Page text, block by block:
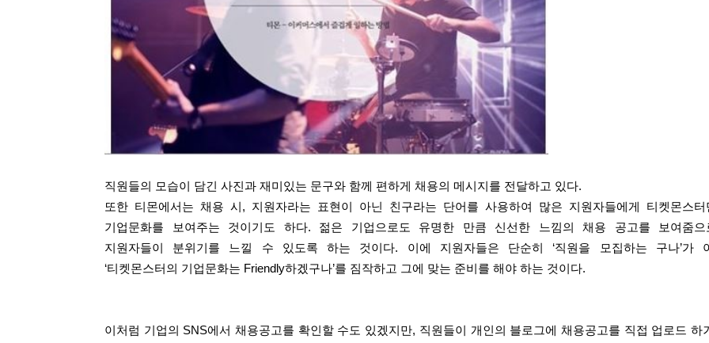
직원들의 모습이 담긴 사진과 재미있는 문구와 함께 편하게 채용의 메시지를 전달하고 있다.
또한 티몬에서는 채용 시, 지원자라는 표현이 아닌 친구라는 단어를 사용하여 많은 지원자들에게 티켓몬스터
기업문화를 보여주는 것이기도 하다. 젊은 기업으로도 유명한 만큼 신선한 느낌의 채용 공고를 보여줌으
지원자들이 분위기를 느낄 수 있도록 하는 것이다. 이에 지원자들은 단순히 ‘직원을 모집하는 구나’가
‘티켓몬스터의 기업문화는 Friendly하겠구나’를 짐작하고 그에 맞는 준비를 해야 하는 것이다.
이처럼 기업의 SNS에서 채용공고를 확인할 수도 있겠지만, 직원들이 개인의 블로그에 채용공고를 직접 업로드 하